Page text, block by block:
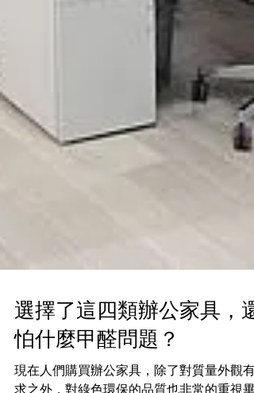
選擇了這四類辦公家具，還